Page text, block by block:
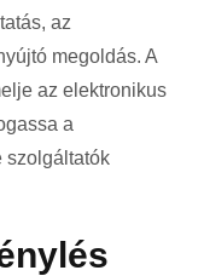
az
megoldás. A
az elektronikus
a
szolgáltatók